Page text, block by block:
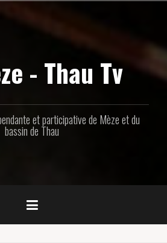
- Thau Tv
et participative de Mèze et du
bassin de Thau